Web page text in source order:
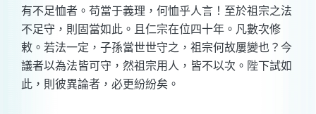
有不足恤者。苟當于義理，何恤乎人言！至於祖宗之法
不足守，則固當如此。且仁宗在位四十年。凡數次修
敕。若法一定，子孫當世世守之，祖宗何故屢變也？今
議者以為法皆可守，然祖宗用人，皆不以次。陛下試如
此，則彼異論者，必更紛紛矣。